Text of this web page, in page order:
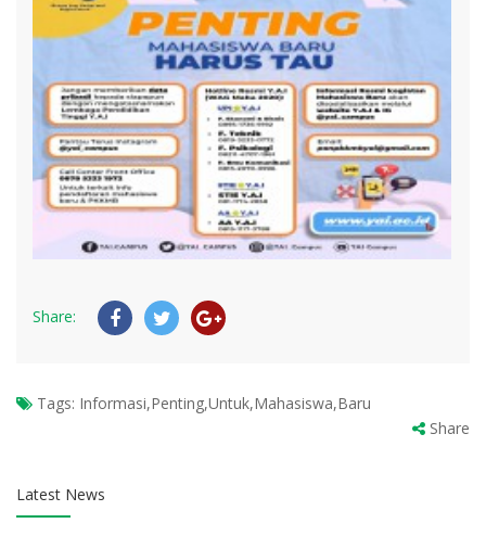
Share:
Tags: Informasi,Penting,Untuk,Mahasiswa,Baru
Share
Latest News